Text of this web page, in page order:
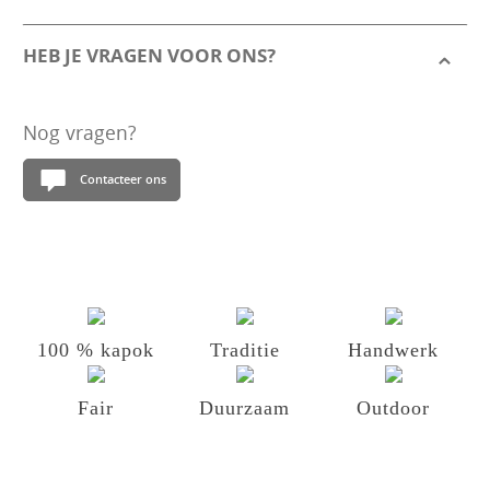
HEB JE VRAGEN VOOR ONS?
Nog vragen?
Contacteer ons
100 % kapok Traditie Handwerk
Fair Duurzaam Outdoor